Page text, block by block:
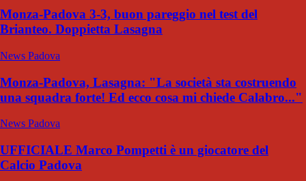
Monza-Padova 3-3, buon pareggio nel test del
Brianteo. Doppietta Lasagna
News Padova
Monza-Padova, Lasagna: "La società sta costruendo
una squadra forte! Ed ecco cosa mi chiede Calabro..."
News Padova
UFFICIALE Marco Pompetti è un giocatore del
Calcio Padova